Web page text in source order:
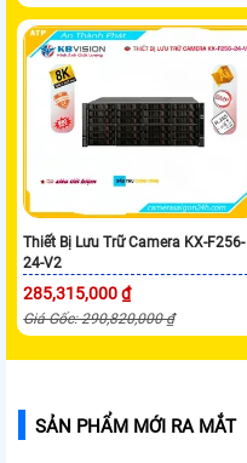
Thiết Bị Lưu Trữ Camera KX-F256-
24-V2
285,315,000 ₫
Giá Gốc: 290,820,000 ₫
SẢN PHẨM MỚI RA MẮT